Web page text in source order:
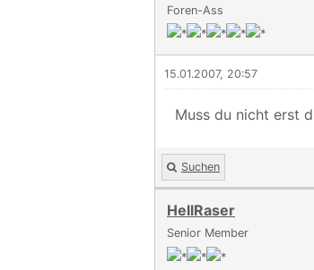
Foren-Ass
15.01.2007, 20:57
Muss du nicht erst
Suchen
HellRaser
Senior Member